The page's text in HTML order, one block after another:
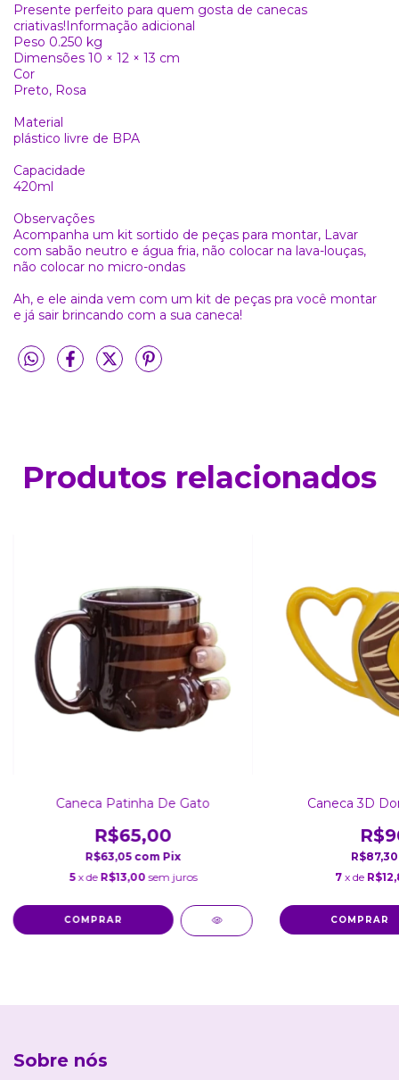
Presente perfeito para quem gosta de canecas
criativas!Informação adicional
Peso 0.250 kg
Dimensões 10 × 12 × 13 cm
Cor
Preto, Rosa
Material
plástico livre de BPA
Capacidade
420ml
Observações
Acompanha um kit sortido de peças para montar, Lavar
com sabão neutro e água fria, não colocar na lava-louças,
não colocar no micro-ondas
Ah, e ele ainda vem com um kit de peças pra você montar
e já sair brincando com a sua caneca!
Produtos relacionados
Caneca Patinha De Gato
R$65,00
R$63,05 com Pix
5 x de R$13,00 sem juros
Caneca 3D
7 x de
Sobre nós